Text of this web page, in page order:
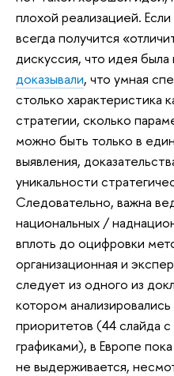
плохой реализацией.
всегда получится
дискуссия, что идея
доказывали, что умная
столько характеристика
стратегии, сколько
можно быть только в
выявления,
уникальности
Следовательно, важна
национальных /
вплоть до оцифровки
организационная и
следует из одного из
котором
приоритетов (44 слайда
графиками), в Европе
не выдерживается,